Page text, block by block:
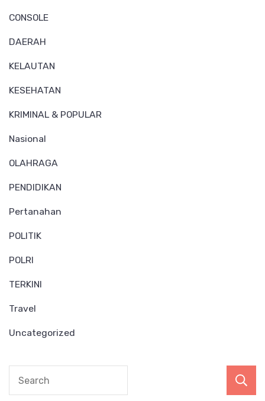
CONSOLE
DAERAH
KELAUTAN
KESEHATAN
KRIMINAL & POPULAR
Nasional
OLAHRAGA
PENDIDIKAN
Pertanahan
POLITIK
POLRI
TERKINI
Travel
Uncategorized